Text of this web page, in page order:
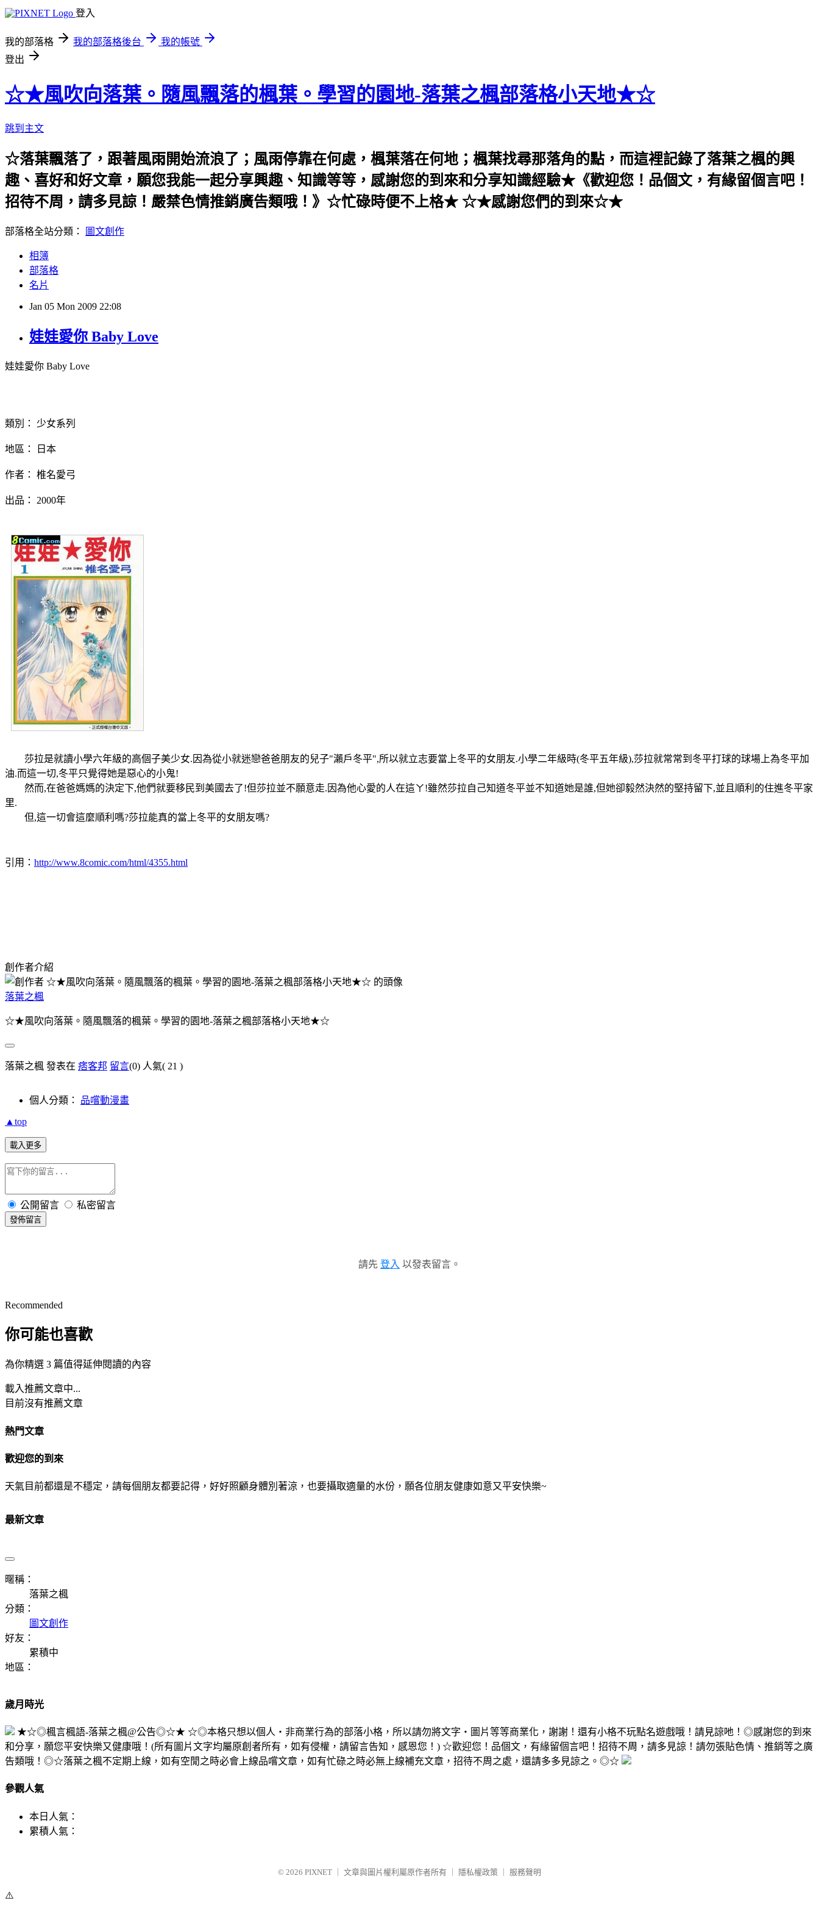
登入
我的部落格 我的部落格後台
我的帳號
登出
☆★風吹向落葉。隨風飄落的楓葉。學習的園地-落葉之楓部落格小天地★☆
跳到主文
☆落葉飄落了，跟著風雨開始流浪了；風雨停靠在何處，楓葉落在何地；楓葉找尋那落角的點，而這裡記錄了落葉之楓的興
趣、喜好和好文章，願您我能一起分享興趣、知識等等，感謝您的到來和分享知識經驗★《歡迎您！品個文，有緣留個言吧！
招待不周，請多見諒！嚴禁色情推銷廣告類哦！》☆忙碌時便不上格★ ☆★感謝您們的到來☆★
部落格全站分類： 圖文創作
相簿
部落格
名片
Jan 05 Mon 2009 22:08
娃娃愛你 Baby Love
娃娃愛你 Baby Love
類別： 少女系列
地區： 日本
作者： 椎名愛弓
出品： 2000年
莎拉是就讀小學六年級的高個子美少女.因為從小就迷戀爸爸朋友的兒子"瀨戶冬平",所以就立志要當上冬平的女朋友.小學二年級時(冬平五年級),莎拉就常常到冬平打球的球場上為冬平加
油.而這一切,冬平只覺得她是惡心的小鬼!
然而,在爸爸媽媽的決定下,他們就要移民到美國去了!但莎拉並不願意走.因為他心愛的人在這ㄚ!雖然莎拉自己知道冬平並不知道她是誰,但她卻毅然決然的堅持留下,並且順利的住進冬平家
里.
但,這一切會這麼順利嗎?莎拉能真的當上冬平的女朋友嗎?
引用： http://www.8comic.com/html/4355.html
創作者介紹
落葉之楓
☆★風吹向落葉。隨風飄落的楓葉。學習的園地-落葉之楓部落格小天地★☆
落葉之楓 發表在 痞客邦 留言(0) 人氣( 21 )
個人分類： 品嚐動漫畫
▲top
載入更多
公開留言 私密留言
發佈留言
請先 登入 以發表留言。
Recommended
你可能也喜歡
為你精選 3 篇值得延伸閱讀的內容
載入推薦文章中...
目前沒有推薦文章
熱門文章
歡迎您的到來
天氣目前都還是不穩定，請每個朋友都要記得，好好照顧身體別著涼，也要攝取適量的水份，願各位朋友健康如意又平安快樂~
最新文章
暱稱：
落葉之楓
分類：
圖文創作
好友：
累積中
地區：
歲月時光
★☆◎楓言楓語-落葉之楓@公告◎☆★ ☆◎本格只想以個人‧非商業行為的部落小格，所以請勿將文字‧圖片等等商業化，謝謝！還有小格不玩點名遊戲哦！請見諒吔！◎感謝您的到來
和分享，願您平安快樂又健康哦！(所有圖片文字均屬原創者所有，如有侵權，請留言告知，感恩您！) ☆歡迎您！品個文，有緣留個言吧！招待不周，請多見諒！請勿張貼色情、推銷等之廣
告類哦！◎☆落葉之楓不定期上線，如有空閒之時必會上線品嚐文章，如有忙碌之時必無上線補充文章，招待不周之處，還請多多見諒之。◎☆
參觀人氣
本日人氣：
累積人氣：
© 2026 PIXNET 文章與圖片權利屬原作者所有 隱私權政策 服務聲明
⚠️